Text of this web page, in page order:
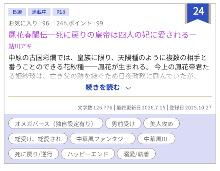
24
長編 連載中 R18
お気に入り : 96 24h.ポイント : 99
鳳花春閨伝―死に戻りの皇帝は四人の妃に愛される―
鮎川アキ
中原の古国彩爛では、皇族に限り、天陽種のように複数の相手と
番うことのできる花紗種――鳳花が生まれる。 今上の鳳花帝君た
る姫紗琰は、亡き父の跡を継ぐため日夜政務に励んでいたが、
徐々に体調を崩してしまう。 原因不明の病に倒れた紗琰だった
が、実は叔父とその息子の瓊祥、そして寵妃として愛してきた琳
氏が結託し、紗琰に気づかれぬよう毒を盛っていたのだった。 叔
父たちは亡き父の死因にも関わっており、玉座を譲らなければ母
にまで害が及ぶと脅された紗琰は、彼らの言うとおりにする他な
い。 譲位後は瓊祥によって監禁され、紗琰の体調は悪化の一途を
たどっていた。 その一方で、叔父と瓊祥によって国政は混乱に陥
っており、とうとう隣国の力を借りて謀反が起こる。騒乱の最
中、失意のうちに殺された紗琰だったが、目を覚ますと即位した
続きを読む
文字数 126,776 最終更新日 2026.7.15 登録日 2025.10.27
オメガバース（独自設定有り） 男前受け
美人攻め
総受け、総愛され
中華風ファンタジー
中華風BL
死に戻り/逆行
ハッピーエンド 溺愛/執着